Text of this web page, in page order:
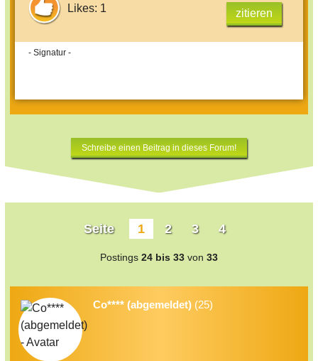
Likes: 1 zitieren
- Signatur -
Schreibe einen Beitrag in dieses Forum!
Seite 1 2 3 4
Postings 24 bis 33 von 33
Co**** (abgemeldet) (25)